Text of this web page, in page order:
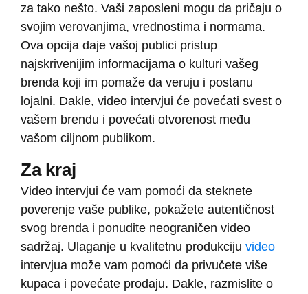
za tako nešto. Vaši zaposleni mogu da pričaju o
svojim verovanjima, vrednostima i normama.
Ova opcija daje vašoj publici pristup
najskrivenijim informacijama o kulturi vašeg
brenda koji im pomaže da veruju i postanu
lojalni. Dakle, video intervjui će povećati svest o
vašem brendu i povećati otvorenost među
vašom ciljnom publikom.
Za kraj
Video intervjui će vam pomoći da steknete
poverenje vaše publike, pokažete autentičnost
svog brenda i ponudite neograničen video
sadržaj. Ulaganje u kvalitetnu produkciju video
intervjua može vam pomoći da privučete više
kupaca i povećate prodaju. Dakle, razmislite o